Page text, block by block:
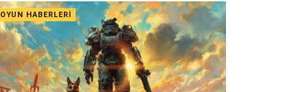
OYUN HABERLERI